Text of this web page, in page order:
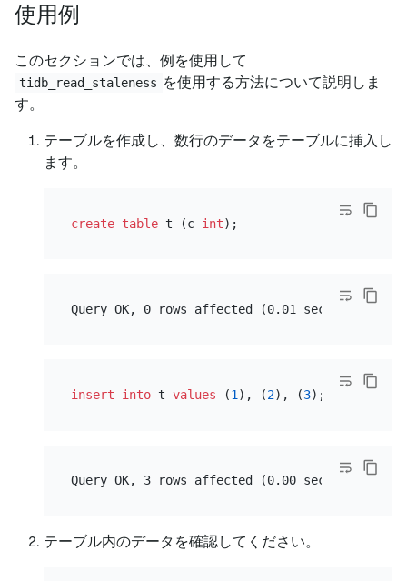
使用例
このセクションでは、例を使用して
tidb_read_staleness を使用する方法について説明しま
す。
テーブルを作成し、数行のデータをテーブルに挿入し
ます。
create table t (c int
insert into t values (1 ), (2), (3
テーブル内のデータを確認してください。